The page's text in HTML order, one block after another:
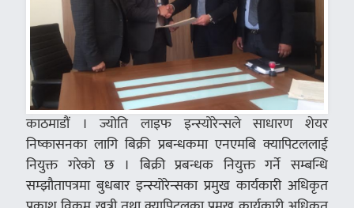
काठमाडौं । ज्योति लाइफ इन्स्योरेन्सले साधारण शेयर
निष्कासनका लागि बिक्री प्रबन्धकमा एनएमबि क्यापिटललाई
नियुक्त गरेको छ । बिक्री प्रबन्धक नियुक्त गर्ने सम्बन्धि
सम्झौतापत्रमा बुधबार इन्स्योरेन्सका प्रमुख कार्यकारी अधिकृत